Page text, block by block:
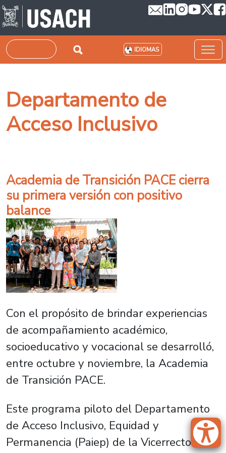
Pasar al contenido principal
Buscar IDIOMAS
Departamento de
Acceso Inclusivo
Academia de Transición PACE cierra
su primera versión con positivo
balance
Con el propósito de brindar experiencias
de acompañamiento académico,
socioeducativo y vocacional se desarrolló,
entre octubre y noviembre, la Academia
de Transición PACE.
Este programa piloto del Departamento
de Acceso Inclusivo, Equidad y
Permanencia (Paiep) de la Vicerrectoría